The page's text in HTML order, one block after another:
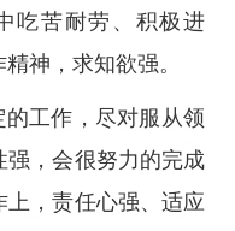
吃苦耐劳、积极进
神，求知欲强。
工作，尽对服从领
强，会很努力的完成
上，责任心强、适应